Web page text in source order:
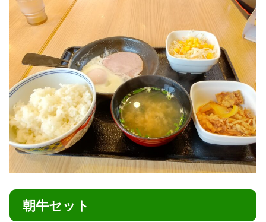
朝牛セット